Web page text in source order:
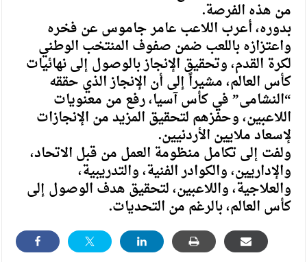
من هذه الفرصة.
بدوره، أعرب اللاعب عامر جاموس عن فخره
واعتزازه باللعب ضمن صفوف المنتخب الوطني
لكرة القدم، وتحقيق الإنجاز بالوصول إلى نهائيات
كأس العالم، مشيراً إلى أن الإنجاز الذي حققه
“النشامى” في كأس آسيا، رفع من معنويات
اللاعبين، وحفّزهم لتحقيق المزيد من الإنجازات
لإسعاد ملايين الأردنيين.
ولفت إلى تكامل منظومة العمل من قبل الاتحاد،
والإداريين، والكوادر الفنية، والتدريبية،
والعلاجية، واللاعبين، لتحقيق هدف الوصول إلى
كأس العالم، بالرغم من التحديات.